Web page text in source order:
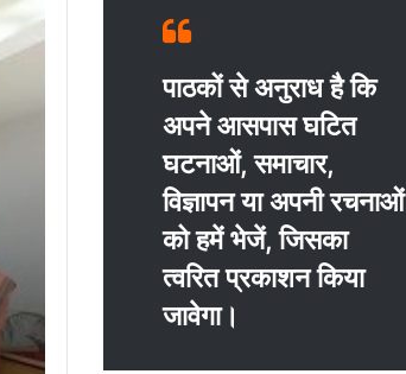
पाठकों से अनुराध है कि
अपने आसपास घटित
घटनाओं, समाचार,
विज्ञापन या अपनी रचनाओं
को हमें भेजें, जिसका
त्‍वरित प्रकाशन किया
जावेगा।